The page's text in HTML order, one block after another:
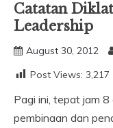
Catatan
Leadership
August 30, 2012
Post Views: 3,217
Pagi ini, tepat jam
pembinaan dan